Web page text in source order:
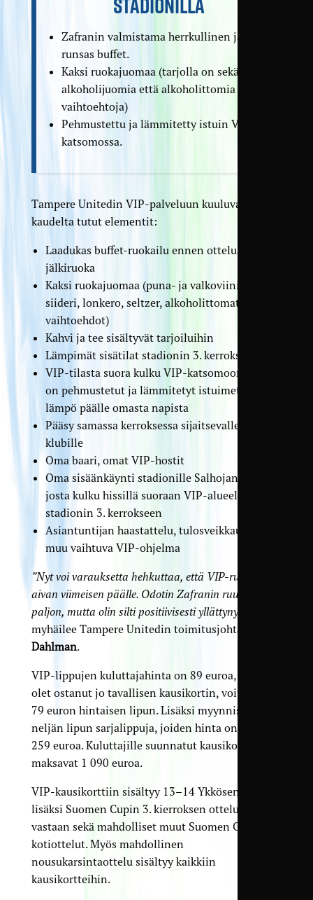
Zafranin valmistama herrkullinen ja
runsas buffet.
Kaksi ruokajuomaa (tarjolla on sekä
alkoholijuomia että alkoholittomia
vaihtoehtoja)
Pehmustettu ja lämmitetty istuin VIP-
katsomossa.
Tampere Unitedin VIP-palveluun kuuluvat viime
kaudelta tutut elementit:
Laadukas buffet-ruokailu ennen ottelua sekä
jälkiruoka
Kaksi ruokajuomaa (puna- ja valkoviini, olut,
siideri, lonkero, seltzer, alkoholittomat
vaihtoehdot)
Kahvi ja tee sisältyvät tarjoiluihin
Lämpimät sisätilat stadionin 3. kerroksessa
VIP-tilasta suora kulku VIP-katsomoon jossa
on pehmustetut ja lämmitetyt istuimet – paina
lämpö päälle omasta napista
Pääsy samassa kerroksessa sijaitsevalle TamU-
klubille
Oma baari, omat VIP-hostit
Oma sisäänkäynti stadionille Salhojankadulta,
josta kulku hissillä suoraan VIP-alueelle
stadionin 3. kerrokseen
Asiantuntijan haastattelu, tulosveikkaus sekä
muu vaihtuva VIP-ohjelma
”Nyt voi varauksetta hehkuttaa, että VIP-ruoka on
aivan viimeisen päälle. Odotin Zafranin ruualta
paljon, mutta olin silti positiivisesti yllättynyt”
myhäilee Tampere Unitedin toimitusjohtaja
Dahlman.
VIP-lippujen kuluttajahinta on 89 euroa, tai jos
olet ostanut jo tavallisen kausi­kortin, voit ostaa
79 euron hintaisen lipun. Lisäksi myynnissä on
neljän lipun sarja­lippuja, joiden hinta on
259 euroa. Kuluttajille suunnatut kausi­kortit
maksavat 1 090 euroa.
VIP-kausikorttiin sisältyy 13–14 Ykkösen ottelun
lisäksi Suomen Cupin 3. kierroksen ottelu TPS:ää
vastaan sekä mahdolliset muut Suomen Cupin
kotiottelut. Myös mahdollinen
nousukarsintaottelu sisältyy kaikkiin
kausikortteihin.